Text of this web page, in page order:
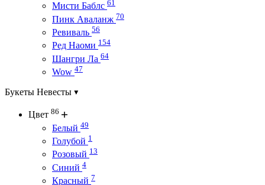
Мисти Баблс 61
Пинк Аваланж 70
Ревиваль 56
Ред Наоми 154
Шангри Ла 64
Wow 47
Букеты Невесты
Цвет 86
Белый 49
Голубой 1
Розовый 13
Синий 4
Красный 7